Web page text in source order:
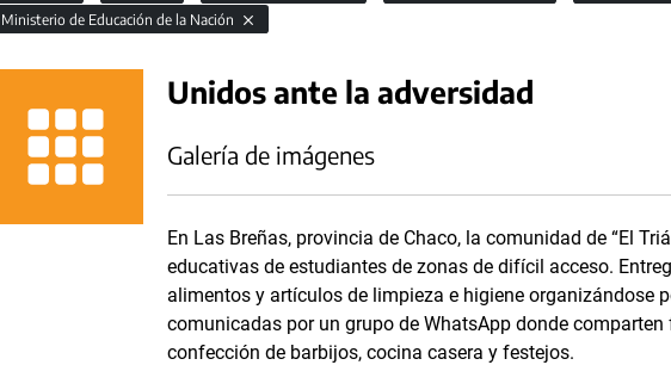
Ministerio de Educación de la Nación
Unidos ante la adversidad
Galería de imágenes
En Las Breñas, provincia de Chaco, la comunidad de “El
educativas de estudiantes de zonas de difícil acceso.
alimentos y artículos de limpieza e higiene organizándose
comunicadas por un grupo de WhatsApp donde
confección de barbijos, cocina casera y festejos.